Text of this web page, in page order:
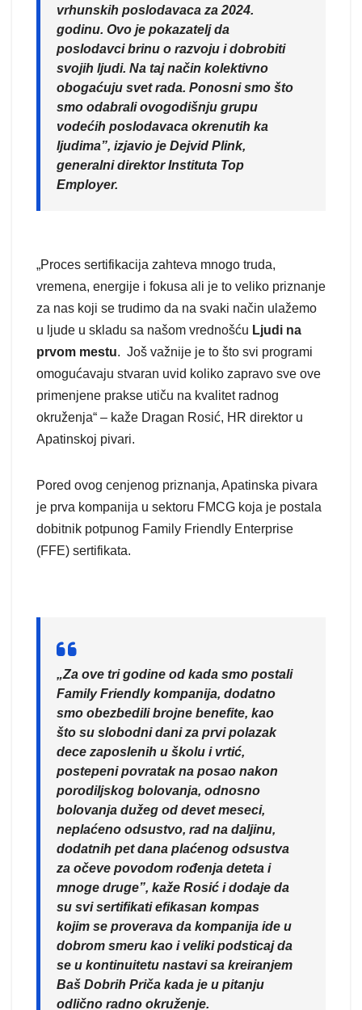
vrhunskih poslodavaca za 2024.
godinu. Ovo je pokazatelj da
poslodavci brinu o razvoju i dobrobiti
svojih ljudi. Na taj način kolektivno
obogaćuju svet rada. Ponosni smo što
smo odabrali ovogodišnju grupu
vodećih poslodavaca okrenutih ka
ljudima”, izjavio je Dejvid Plink,
generalni direktor Instituta Top
Employer.
„Proces sertifikacija zahteva mnogo truda,
vremena, energije i fokusa ali je to veliko priznanje
za nas koji se trudimo da na svaki način ulažemo
u ljude u skladu sa našom vrednošću Ljudi na
prvom mestu. Još važnije je to što svi programi
omogućavaju stvaran uvid koliko zapravo sve ove
primenjene prakse utiču na kvalitet radnog
okruženja“ – kaže Dragan Rosić, HR direktor u
Apatinskoj pivari.
Pored ovog cenjenog priznanja, Apatinska pivara
je prva kompanija u sektoru FMCG koja je postala
dobitnik potpunog Family Friendly Enterprise
(FFE) sertifikata.
„Za ove tri godine od kada smo postali
Family Friendly kompanija, dodatno
smo obezbedili brojne benefite, kao
što su slobodni dani za prvi polazak
dece zaposlenih u školu i vrtić,
postepeni povratak na posao nakon
porodiljskog bolovanja, odnosno
bolovanja dužeg od devet meseci,
neplaćeno odsustvo, rad na daljinu,
dodatnih pet dana plaćenog odsustva
za očeve povodom rođenja deteta i
mnoge druge”, kaže Rosić i dodaje da
su svi sertifikati efikasan kompas
kojim se proverava da kompanija ide u
dobrom smeru kao i veliki podsticaj da
se u kontinuitetu nastavi sa kreiranjem
Baš Dobrih Priča kada je u pitanju
odlično radno okruženje.